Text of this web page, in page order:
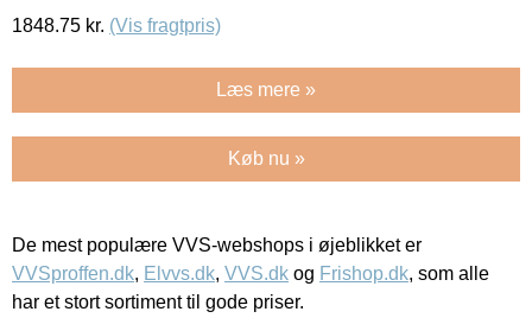
1848.75 kr. (Vis fragtpris)
Læs mere »
Køb nu »
De mest populære VVS-webshops i øjeblikket er
VVSproffen.dk, Elvvs.dk, VVS.dk og Frishop.dk, som alle
har et stort sortiment til gode priser.